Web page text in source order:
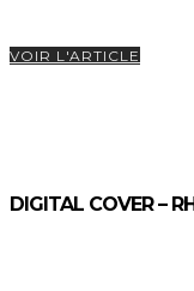
VOIR L'ARTICLE
DIGITAL COVER –